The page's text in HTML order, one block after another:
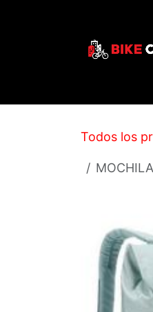
Todos los